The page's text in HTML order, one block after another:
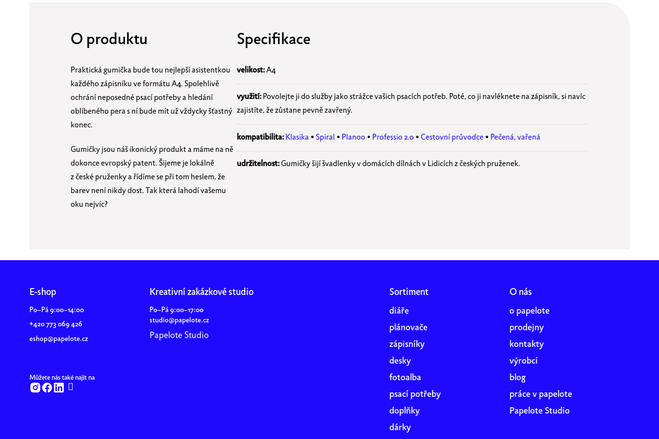
O produktu
Praktická gumička bude tou nejlepší asistentkou
každého zápisníku ve formátu A4. Spolehlivě
ochrání neposedné psací potřeby a hledání
oblíbeného pera s ní bude mít už vždycky šťastný
konec.
Gumičky jsou náš ikonický produkt a máme na ně
dokonce evropský patent. Šijeme je lokálně
z české pruženky a řídíme se při tom heslem, že
barev není nikdy dost. Tak která lahodí vašemu
oku nejvíc?
Specifikace
velikost:A4
využití: Povolejte ji do služby jako strážce vašich psacích potřeb. Poté, co ji navléknete na zápisník, si navíc
zajistíte, že zůstane pevně zavřený.
kompatibilita: Klasika • Spiral • Planoo • Professio 2.0 •Cestovní průvodce • Pečená, vařená
udržitelnost:Gumičky šijí švadlenky v domácích dílnách v Lidicích z českých pruženek.
E-shop
Po–Pá 9:00–14:00
+420 773 069 426
eshop@papelote.cz
Můžete nás také najít na
Kreativní zakázkové studio
Po–Pá 9:00–17:00
studio@papelote.cz
Papelote Studio
Sortiment
diáře
plánovače
zápisníky
desky
fotoalba
psací potřeby
doplňky
dárky
O nás
o papelote
prodejny
kontakty
výrobci
blog
práce v papelote
Papelote Studio